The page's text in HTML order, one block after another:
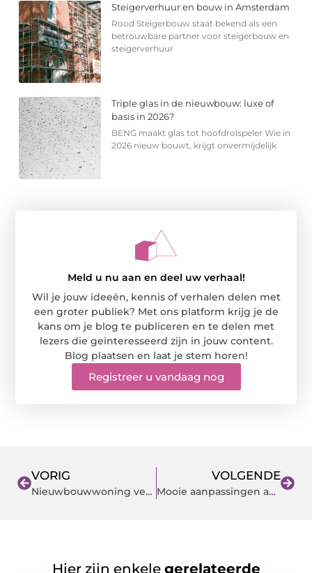
Steigerverhuur en bouw in Amsterdam
Rood Steigerbouw staat bekend als een
betrouwbare partner voor steigerbouw en
steigerverhuur
Triple glas in de nieuwbouw: luxe of
basis in 2026?
BENG maakt glas tot hoofdrolspeler Wie in
2026 nieuw bouwt, krijgt onvermijdelijk
Meld u nu aan en deel uw verhaal!
Wil je jouw ideeën, kennis of verhalen delen met
een groter publiek? Met ons platform krijg je de
kans om je blog te publiceren en te delen met
lezers die geïnteresseerd zijn in jouw content.
Blog plaatsen en laat je stem horen!
Registreer u vandaag nog
VORIG
Nieuwbouwwoning verbouwen of niet?
VOLGENDE
Mooie aanpassingen aan je woning voor 2023
Hier zijn enkele gerelateerde